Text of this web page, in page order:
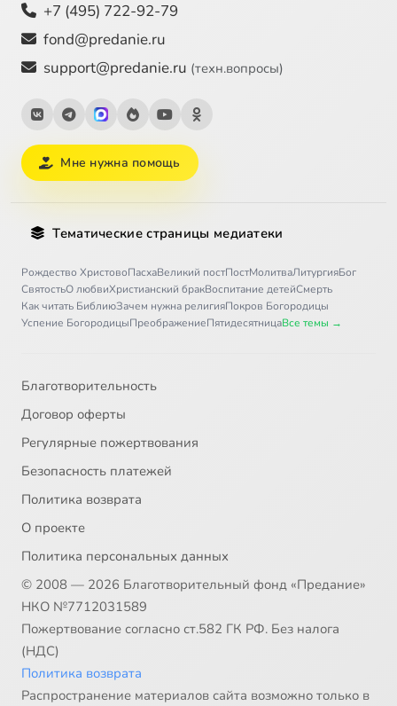
+7 (495) 722-92-79
fond@predanie.ru
support@predanie.ru (техн.вопросы)
Мне нужна помощь
Тематические страницы медиатеки
Рождество ХристовоПасхаВеликий постПостМолитваЛитургияБог
СвятостьО любвиХристианский бракВоспитание детейСмерть
Как читать БиблиюЗачем нужна религияПокров Богородицы
Успение БогородицыПреображениеПятидесятницаВсе темы →
Благотворительность
Договор оферты
Регулярные пожертвования
Безопасность платежей
Политика возврата
О проекте
Политика персональных данных
© 2008 — 2026 Благотворительный фонд «Предание»
НКО №7712031589
Пожертвование согласно ст.582 ГК РФ. Без налога
(НДС)
Политика возврата
Распространение материалов сайта возможно только в